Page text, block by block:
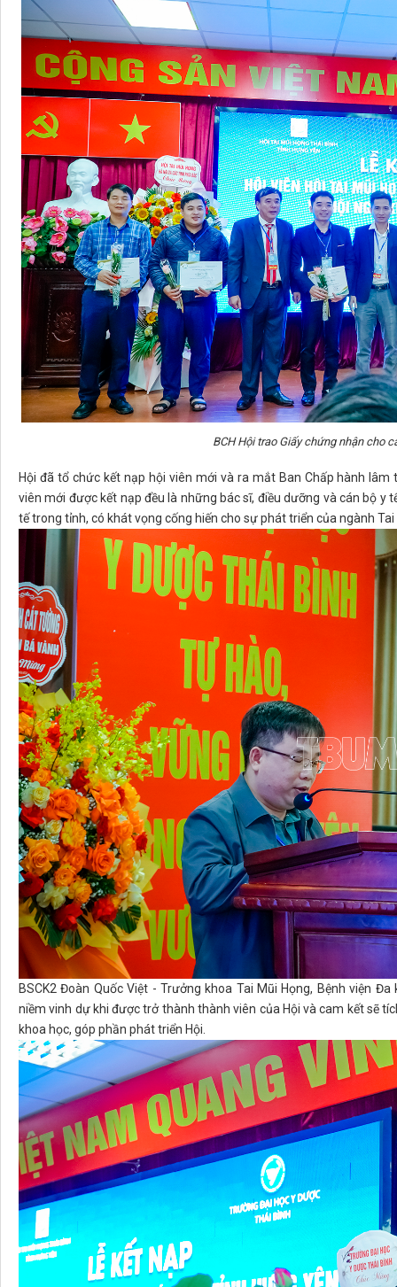
BCH Hội trao Giấy chứng nhận cho
Hội đã tổ chức kết nạp hội viên mới và ra mắt Ban Chấp hành
viên mới được kết nạp đều là những bác sĩ, điều dưỡng và cán bộ y
tế trong tỉnh, có khát vọng cống hiến cho sự phát triển của ngành Tai
BSCK2 Đoàn Quốc Việt - Trưởng khoa Tai Mũi Họng, Bệnh viện
niềm vinh dự khi được trở thành thành viên của Hội và cam kết sẽ
khoa học, góp phần phát triển Hội.